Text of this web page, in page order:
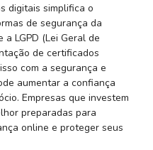
digitais simplifica o
de segurança da
a LGPD (Lei Geral de
de certificados
com a segurança e
aumentar a confiança
Empresas que investem
preparadas para
online e proteger seus